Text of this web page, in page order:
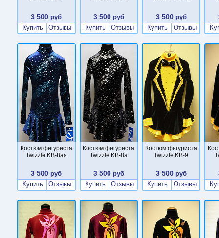
3 500 руб
Купить
Отзывы
3 500 руб
Купить
Отзывы
3 500руб
Купить
Отзывы
Костюм фигуриста
Twizzle KB-8aa
3 500 руб
Купить
Отзывы
Костюм фигуриста
Twizzle KB-8a
3 500 руб
Купить
Отзывы
Костюм фигуриста
Twizzle KB-9
3 500руб
Купить
Отзывы